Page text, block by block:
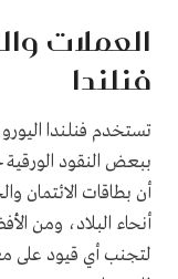
العملات
فنلندا
تستخدم فنلندا
ببعض النقود الورقية
أن بطاقات الائتمان
أنحاء البلاد، ومن
لتجنب أي قيود على